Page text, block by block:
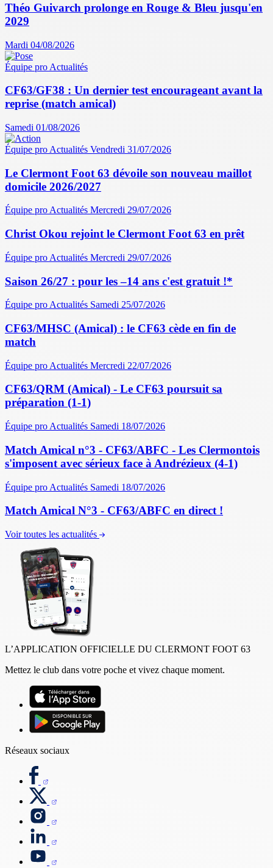
Théo Guivarch prolonge en Rouge & Bleu jusqu'en
2029
Mardi 04/08/2026
Équipe pro Actualités
CF63/GF38 : Un dernier test encourageant avant la
reprise (match amical)
Samedi 01/08/2026
Équipe pro Actualités Vendredi 31/07/2026
Le Clermont Foot 63 dévoile son nouveau maillot
domicile 2026/2027
Équipe proActualités Mercredi 29/07/2026
Christ Okou rejoint le Clermont Foot 63 en prêt
Équipe pro Actualités Mercredi 29/07/2026
Saison 26/27 : pour les –14 ans c'est gratuit !*
Équipe pro Actualités Samedi 25/07/2026
CF63/MHSC (Amical) : le CF63 cède en fin de
match
Équipe pro Actualités Mercredi 22/07/2026
CF63/QRM (Amical) - Le CF63 poursuit sa
préparation (1-1)
Équipe pro Actualités Samedi 18/07/2026
Match Amical n°3 - CF63/ABFC - Les Clermontois
s'imposent avec sérieux face à Andrézieux (4-1)
Équipe pro Actualités Samedi 18/07/2026
Match Amical N°3 - CF63/ABFC en direct !
Voir toutes les actualités
L’APPLICATION OFFICIELLE DU CLERMONT FOOT 63
Mettez le club dans votre poche et vivez chaque moment.
Réseaux sociaux